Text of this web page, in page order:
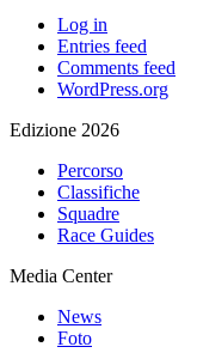
Log in
Entries feed
Comments feed
WordPress.org
Edizione 2026
Percorso
Classifiche
Squadre
Race Guides
Media Center
News
Foto